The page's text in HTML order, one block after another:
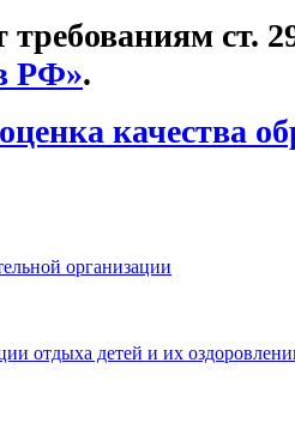
требованиям ст.
РФ».
качества
организации
отдыха детей и их